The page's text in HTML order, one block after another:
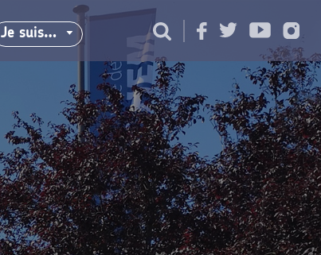
Je suis…